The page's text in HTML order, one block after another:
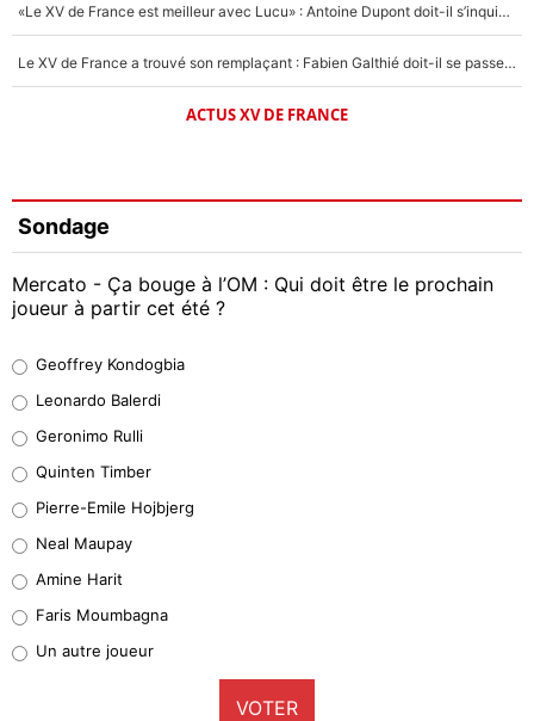
«Le XV de France est meilleur avec Lucu» : Antoine Dupont doit-il s’inquiéter pour sa place ?
Le XV de France a trouvé son remplaçant : Fabien Galthié doit-il se passer d'Antoine Dupont ?
ACTUS XV DE FRANCE
Sondage
Mercato - Ça bouge à l’OM : Qui doit être le prochain
joueur à partir cet été ?
38%
32%
5%
1%
9%
Geoffrey Kondogbia
Leonardo Balerdi
Geronimo Rulli
Quinten Timber
Pierre-Emile Hojbjerg
Neal Maupay
Amine Harit
Faris Moumbagna
Un autre joueur
VOTER